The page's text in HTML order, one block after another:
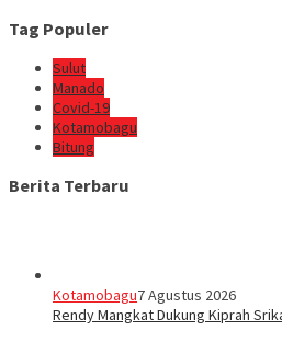
Tag Populer
Sulut
Manado
Covid-19
Kotamobagu
Bitung
Berita Terbaru
Kotamobagu7 Agustus 2026
Rendy Mangkat Dukung Kiprah